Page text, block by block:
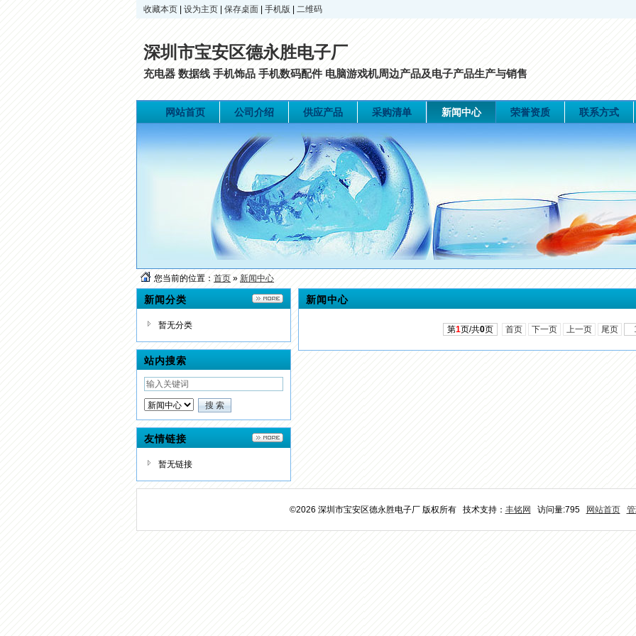
收藏本页 设为主页 保存桌面 手机版 二维码
深圳市宝安区德永胜电子厂
充电器 数据线 手机饰品 手机数码配件 电脑游戏机周边产品及电子产品生产与销售
网站首页 公司介绍 供应产品 采购清单 新闻中心 荣誉资质 联系方式
您当前的位置： 首页 » 新闻中心
新闻分类
暂无分类
站内搜索
友情链接
暂无链接
新闻中心
第1页/共0页 首页 下一页 上一页 尾页
©2026 深圳市宝安区德永胜电子厂 版权所有 技术支持： 丰铭网 访问量:795 网站首页